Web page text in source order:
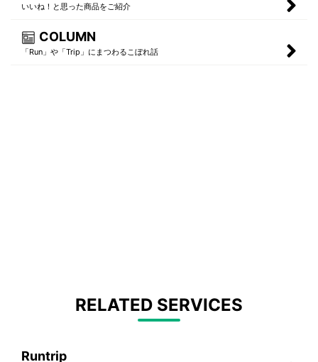
いいね！と思った商品をご紹介
COLUMN
「Run」や「Trip」にまつわるこぼれ話
RELATED SERVICES
Runtrip